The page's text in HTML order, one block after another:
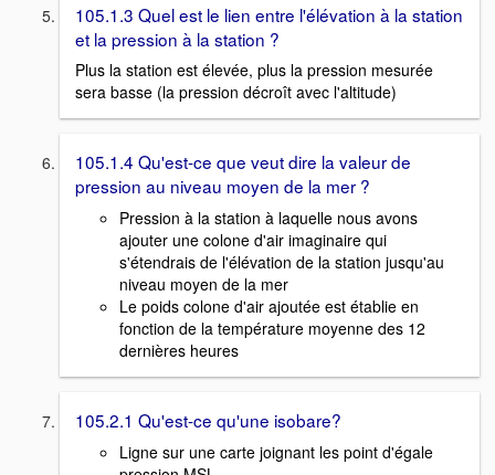
105.1.3 Quel est le lien entre l'élévation à la station
et la pression à la station ?
Plus la station est élevée, plus la pression mesurée
sera basse (la pression décroît avec l'altitude)
105.1.4 Qu'est-ce que veut dire la valeur de
pression au niveau moyen de la mer ?
Pression à la station à laquelle nous avons
ajouter une colone d'air imaginaire qui
s'étendrais de l'élévation de la station jusqu'au
niveau moyen de la mer
Le poids colone d'air ajoutée est établie en
fonction de la température moyenne des 12
dernières heures
105.2.1 Qu'est-ce qu'une isobare?
Ligne sur une carte joignant les point d'égale